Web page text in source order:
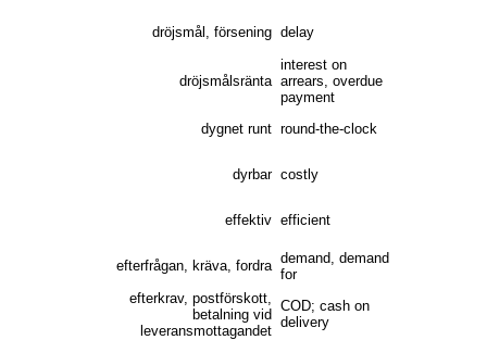
dröjsmål, försening delay
dröjsmålsränta
interest on
arrears, overdue
payment
dygnet runt round-the-clock
dyrbar costly
effektiv efficient
efterfrågan, kräva, fordra demand, demand
for
efterkrav, postförskott,
betalning vid
leveransmottagandet
COD; cash on
delivery